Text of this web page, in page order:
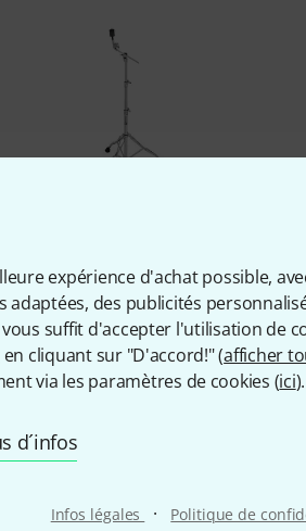
expérience d'achat possible,
adaptées, des publicités
suffit d'accepter l'utilisation de
cliquant sur "D'accord!" (afficher
via les paramètres de cookies (ici).
d´infos
Infos légales · Politique de
ONT ACHETÉ
Tama HC43BWN Cymbal Boom
Stand
73 €